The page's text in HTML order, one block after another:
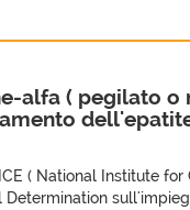
alfa ( pegilato o
( National Institute for
Determination